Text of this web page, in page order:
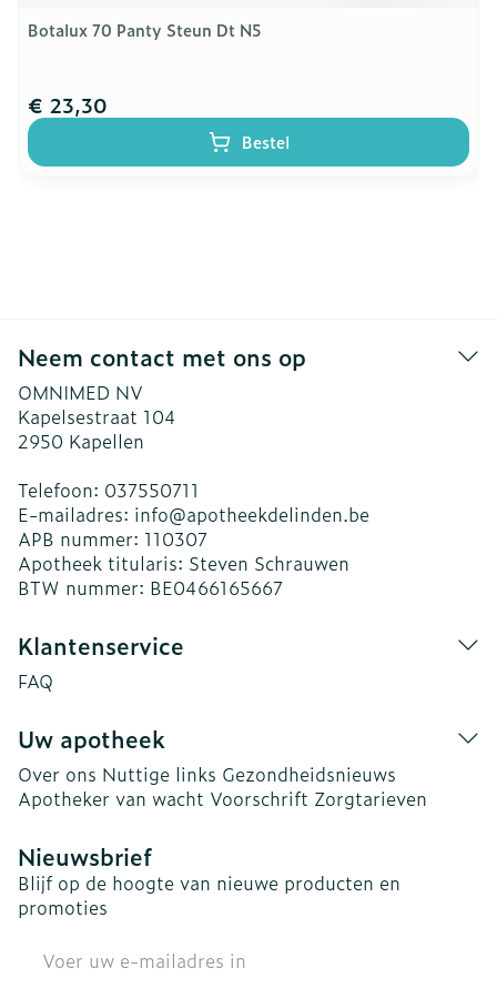
Botalux 70 Panty Steun Dt N5
€ 23,30
Bestel
Neem contact met ons op
OMNIMED NV
Kapelsestraat 104
2950 Kapellen
Telefoon: 037550711
E-mailadres: info@apotheekdelinden.be
APB nummer: 110307
Apotheek titularis: Steven Schrauwen
BTW nummer: BE0466165667
Klantenservice
FAQ
Uw apotheek
Over ons Nuttige links Gezondheidsnieuws
Apotheker van wacht Voorschrift Zorgtarieven
Nieuwsbrief
Blijf op de hoogte van nieuwe producten en
promoties